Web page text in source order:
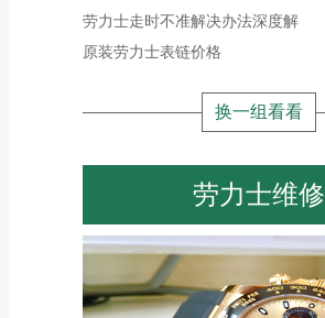
劳力士走时不准解决办法深度解
原装劳力士表链价格
换一组看看
劳力士维修